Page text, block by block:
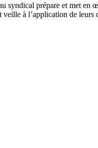
prépare et met
veille à l’application de